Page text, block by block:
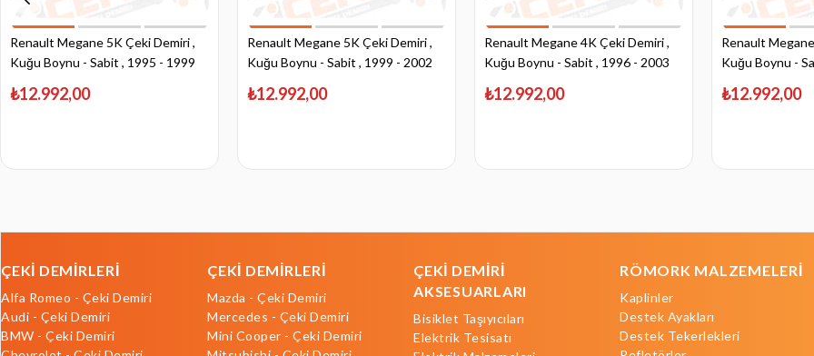
Renault Megane 5K Çeki Demiri ,
Kuğu Boynu - Sabit , 1995 - 1999
₺12.992,00
Renault Megane 5K Çeki Demiri ,
Kuğu Boynu - Sabit , 1999 - 2002
₺12.992,00
Renault Megane 4K Çeki Demiri ,
Kuğu Boynu - Sabit , 1996 - 2003
₺12.992,00
Renault
Kuğu Boynu -
₺12.992,00
ÇEKİ DEMİRLERİ
Alfa Romeo - Çeki Demiri
Audi - Çeki Demiri
BMW - Çeki Demiri
ÇEKİ DEMİRLERİ
Mazda - Çeki Demiri
Mercedes - Çeki Demiri
Mini Cooper - Çeki Demiri
ÇEKİ DEMİRİ
AKSESUARLARI
Bisiklet Taşıyıcıları
Elektrik Tesisatı
RÖMORK MALZEMELERİ
Kaplinler
Destek Ayakları
Destek Tekerlekleri